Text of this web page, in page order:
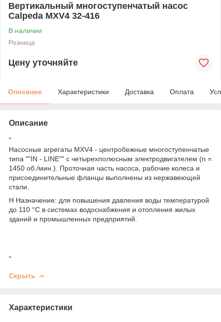
Вертикальный многоступенчатый насос
Calpeda MXV4 32-416
В наличии
Розница
Цену уточняйте
Описание Характеристики Доставка Оплата
Описание
"
Насосные агрегаты MXV4 - центробежные многоступенчатые
типа ""IN - LINE"" с четырехполюсным электродвигателем (n =
1450 об./мин.). Проточная часть насоса, рабочие колеса и
присоединительные фланцы выполнены из нержавеющей
стали.
Н Назначение: для повышения давления воды температурой
до 110 °С в системах водоснабжения и отопления жилых
зданий и промышленных предприятий.
"
Скрыть
Характеристики